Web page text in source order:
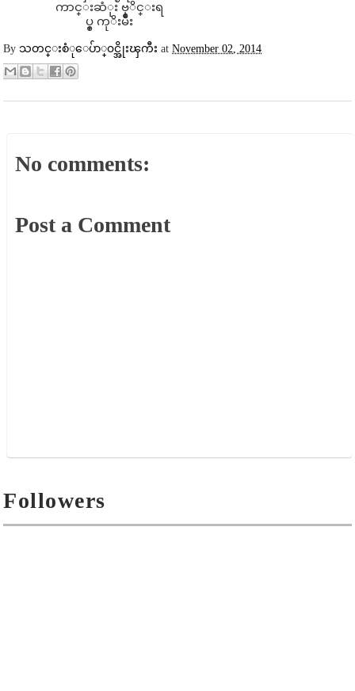
ကာင္းဆံုး ဗုိင္းရ
ပ္စ္ ကုိးမ်ိဳး
Byသတင္းစံုေပ်ာ္၀င္အိုးၾကီး atNovember 02, 2014
No comments:
Post a Comment
Followers